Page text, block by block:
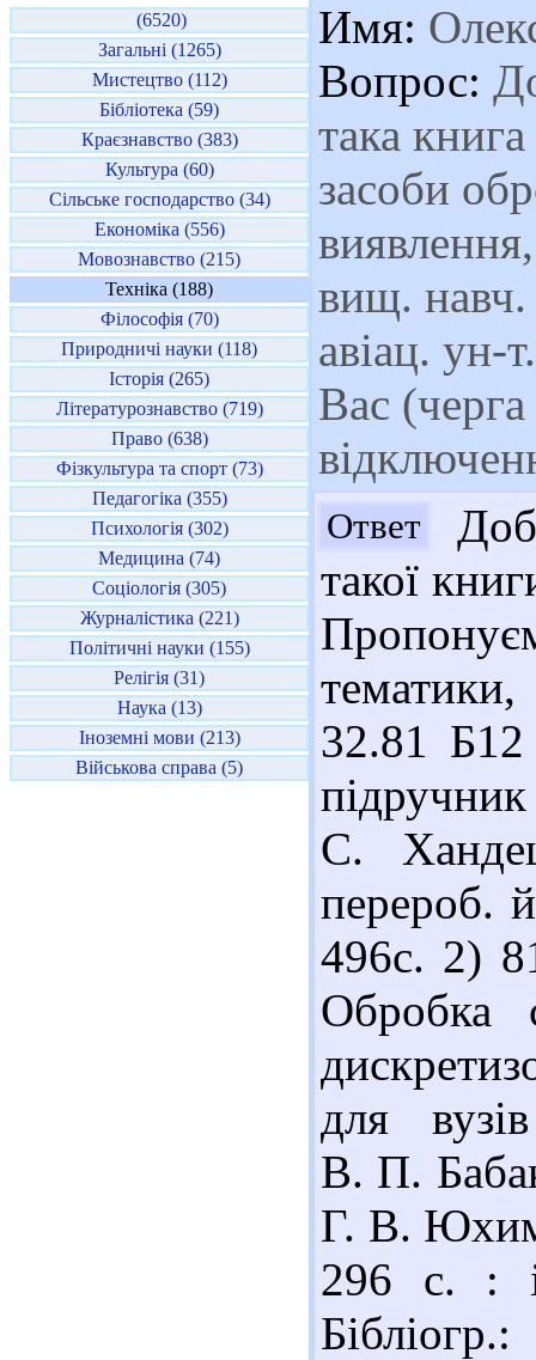
(6520)
Загальні (1265)
Мистецтво (112)
Бібліотека (59)
Краєзнавство (383)
Культура (60)
Сільське господарство (34)
Економіка (556)
Мовознавство (215)
Техніка (188)
Філософія (70)
Природничі науки (118)
Історія (265)
Літературознавство (719)
Право (638)
Фізкультура та спорт (73)
Педагогіка (355)
Психологія (302)
Медицина (74)
Соціологія (305)
Журналістика (221)
Політичні науки (155)
Релігія (31)
Наука (13)
Іноземні мови (213)
Військова справа (5)
Имя:
Вопрос:
така
засоби
вищ. навч.
авіац. ун-
Вас (черга
Ответ
такої
32.81
С.
перероб.
496с. 2)
Обробка
для
В. П.
Г. В.
296 с. :